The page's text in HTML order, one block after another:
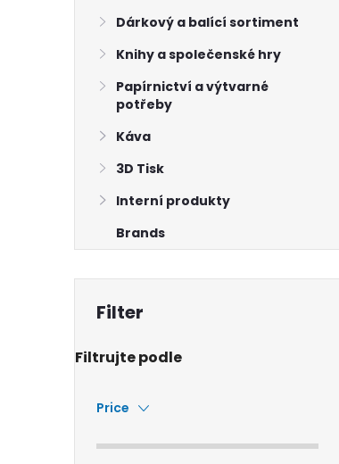
Dárkový a balící sortiment
Knihy a společenské hry
Papírnictví a výtvarné
potřeby
Káva
3D Tisk
Interní produkty
Brands
Price